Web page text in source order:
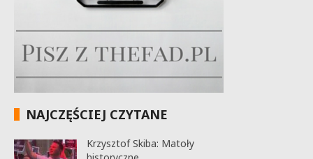
NAJCZĘŚCIEJ CZYTANE
Krzysztof Skiba: Matoły